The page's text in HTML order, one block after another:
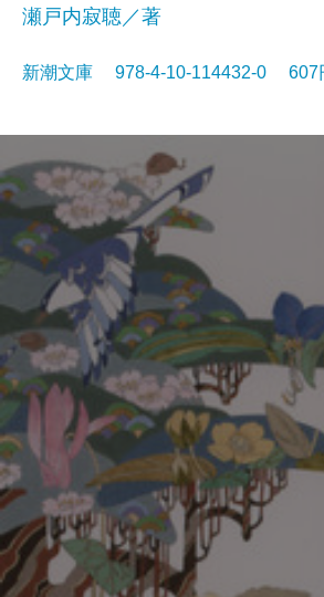
瀬戸内寂聴／著
新潮文庫 978-4-10-114432-0